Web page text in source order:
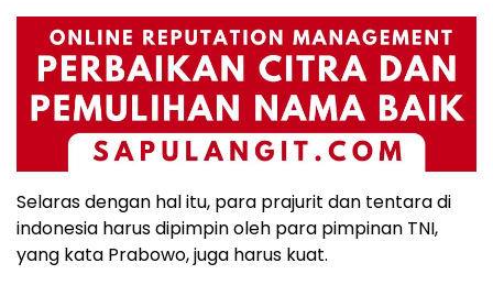
Selaras dengan hal itu, para prajurit dan tentara di
indonesia harus dipimpin oleh para pimpinan TNI,
yang kata Prabowo, juga harus kuat.